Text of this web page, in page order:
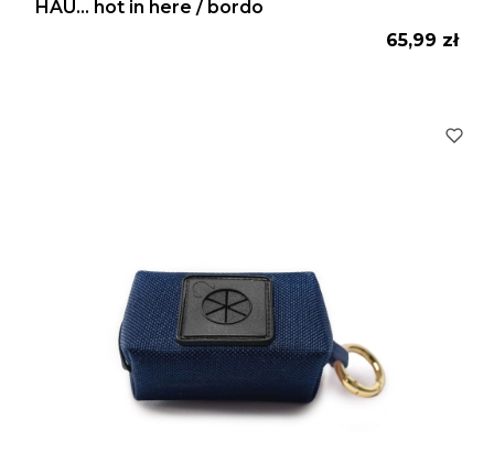
HAU... hot in here / bordo
Cena
65,99 zł